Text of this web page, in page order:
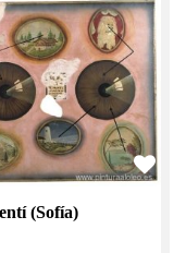
(Sofía)